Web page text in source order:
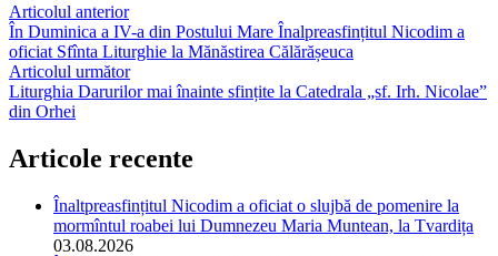
Articolul anterior
În Duminica a IV-a din Postului Mare Înalpreasfințitul Nicodim a
oficiat Sfînta Liturghie la Mănăstirea Călărășeuca
Articolul următor
Liturghia Darurilor mai înainte sfințite la Catedrala „sf. Irh. Nicolae”
din Orhei
Articole recente
Înaltpreasfințitul Nicodim a oficiat o slujbă de pomenire la
mormîntul roabei lui Dumnezeu Maria Muntean, la Tvardița
03.08.2026